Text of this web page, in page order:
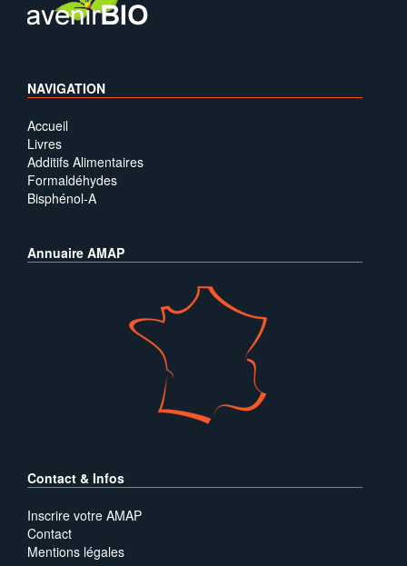
NAVIGATION
Accueil
Livres
Additifs Alimentaires
Formaldéhydes
Bisphénol-A
Annuaire AMAP
Contact & Infos
Inscrire votre AMAP
Contact
Mentions légales